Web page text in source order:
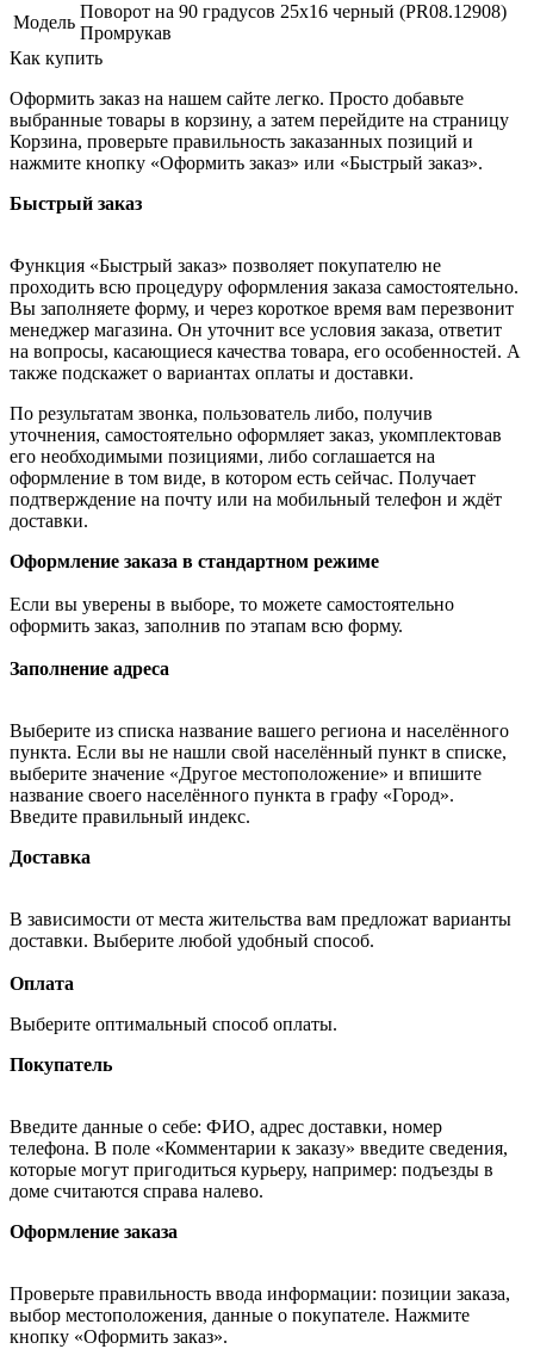
Модель
Поворот на 90 градусов 25х16 черный (PR08.12908)
Промрукав
Как купить
Оформить заказ на нашем сайте легко. Просто добавьте
выбранные товары в корзину, а затем перейдите на страницу
Корзина, проверьте правильность заказанных позиций и
нажмите кнопку «Оформить заказ» или «Быстрый заказ».
Быстрый заказ
Функция «Быстрый заказ» позволяет покупателю не
проходить всю процедуру оформления заказа самостоятельно.
Вы заполняете форму, и через короткое время вам перезвонит
менеджер магазина. Он уточнит все условия заказа, ответит
на вопросы, касающиеся качества товара, его особенностей. А
также подскажет о вариантах оплаты и доставки.
По результатам звонка, пользователь либо, получив
уточнения, самостоятельно оформляет заказ, укомплектовав
его необходимыми позициями, либо соглашается на
оформление в том виде, в котором есть сейчас. Получает
подтверждение на почту или на мобильный телефон и ждёт
доставки.
Оформление заказа в стандартном режиме
Если вы уверены в выборе, то можете самостоятельно
оформить заказ, заполнив по этапам всю форму.
Заполнение адреса
Выберите из списка название вашего региона и населённого
пункта. Если вы не нашли свой населённый пункт в списке,
выберите значение «Другое местоположение» и впишите
название своего населённого пункта в графу «Город».
Введите правильный индекс.
Доставка
В зависимости от места жительства вам предложат варианты
доставки. Выберите любой удобный способ.
Оплата
Выберите оптимальный способ оплаты.
Покупатель
Введите данные о себе: ФИО, адрес доставки, номер
телефона. В поле «Комментарии к заказу» введите сведения,
которые могут пригодиться курьеру, например: подъезды в
доме считаются справа налево.
Оформление заказа
Проверьте правильность ввода информации: позиции заказа,
выбор местоположения, данные о покупателе. Нажмите
кнопку «Оформить заказ».